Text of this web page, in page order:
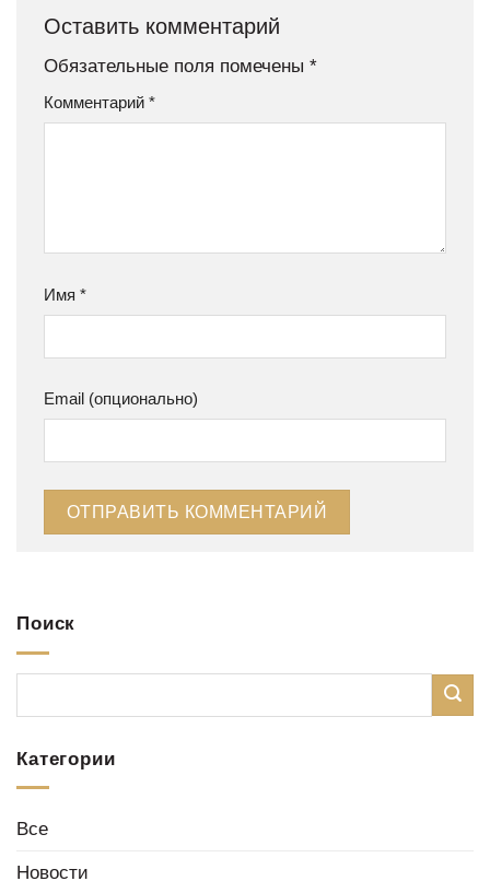
Оставить комментарий
Обязательные поля помечены *
Комментарий *
Имя *
Email (опционально)
Поиск
Категории
Все
Новости